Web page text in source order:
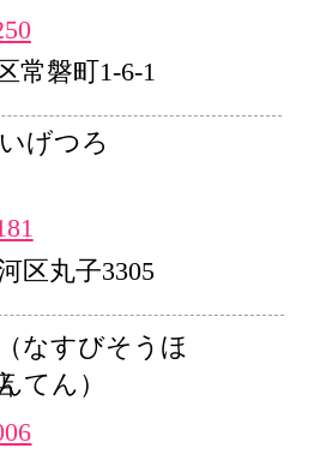
常磐町1-6-1
いげつろ
区丸子3305
（なすびそうほ
てん）